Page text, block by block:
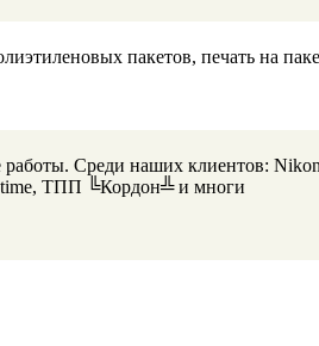
пакетов, печать на
работы. Среди наших клиентов:
ТПП ╚Кордон╩ и многи